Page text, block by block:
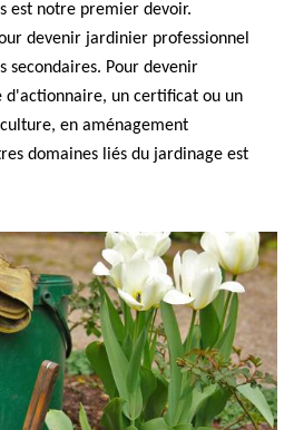
est notre premier devoir.
devenir jardinier professionnel
secondaires. Pour devenir
d'actionnaire, un certificat ou un
en aménagement
domaines liés du jardinage est